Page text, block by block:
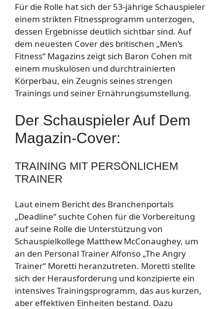
Für die Rolle hat sich der 53-jährige Schauspieler
einem strikten Fitnessprogramm unterzogen,
dessen Ergebnisse deutlich sichtbar sind. Auf
dem neuesten Cover des britischen „Men’s
Fitness“ Magazins zeigt sich Baron Cohen mit
einem muskulösen und durchtrainierten
Körperbau, ein Zeugnis seines strengen
Trainings und seiner Ernährungsumstellung.
Der Schauspieler Auf Dem
Magazin-Cover:
TRAINING MIT PERSÖNLICHEM
TRAINER
Laut einem Bericht des Branchenportals
„Deadline“ suchte Cohen für die Vorbereitung
auf seine Rolle die Unterstützung von
Schauspielkollege Matthew McConaughey, um
an den Personal Trainer Alfonso „The Angry
Trainer“ Moretti heranzutreten. Moretti stellte
sich der Herausforderung und konzipierte ein
intensives Trainingsprogramm, das aus kurzen,
aber effektiven Einheiten bestand. Dazu